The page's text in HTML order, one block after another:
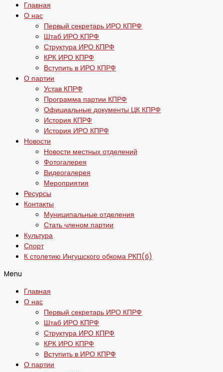
Главная
О нас
Первый секретарь ИРО КПРФ
Штаб ИРО КПРФ
Структура ИРО КПРФ
КРК ИРО КПРФ
Вступить в ИРО КПРФ
О партии
Устав КПРФ
Программа партии КПРФ
Официальные документы ЦК КПРФ
История КПРФ
История ИРО КПРФ
Новости
Новости местных отделений
Фотогалерея
Видеогалерея
Мероприятия
Ресурсы
Контакты
Муниципальные отделения
Стать членом партии
Культура
Спорт
К столетию Ингушского обкома РКП(б)
Menu
Главная
О нас
Первый секретарь ИРО КПРФ
Штаб ИРО КПРФ
Структура ИРО КПРФ
КРК ИРО КПРФ
Вступить в ИРО КПРФ
О партии